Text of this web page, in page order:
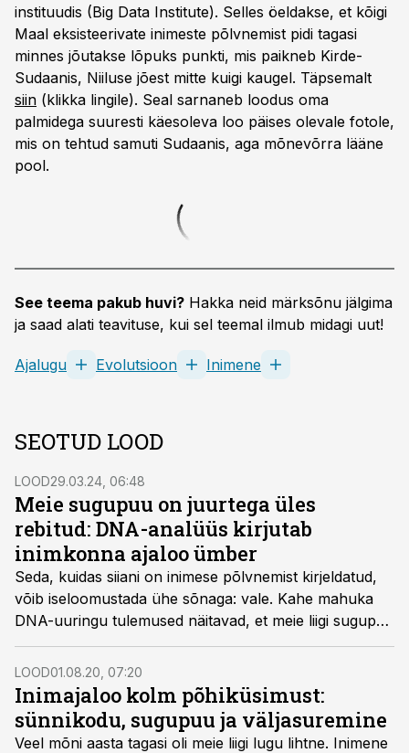
instituudis (Big Data Institute). Selles öeldakse, et kõigi
Maal eksisteerivate inimeste põlvnemist pidi tagasi
minnes jõutakse lõpuks punkti, mis paikneb Kirde-
Sudaanis, Niiluse jõest mitte kuigi kaugel. Täpsemalt
siin (klikka lingile). Seal sarnaneb loodus oma
palmidega suuresti käesoleva loo päises olevale fotole,
mis on tehtud samuti Sudaanis, aga mõnevõrra lääne
pool.
See teema pakub huvi? Hakka neid märksõnu jälgima
ja saad alati teavituse, kui sel teemal ilmub midagi uut!
Ajalugu Evolutsioon Inimene
SEOTUD LOOD
LOOD29.03.24, 06:48
Meie sugu­puu on juurtega üles
rebitud: DNA-analüüs kirjutab
inimkonna ajaloo ümber
Seda, kuidas siiani on inimese põlvnemist kirjeldatud,
võib iseloomustada ühe sõnaga: vale. Kahe mahuka
DNA-uuringu tulemused näitavad, et meie liigi sugupuu
istutati ammuaega tagasi hoopis teise kohta ja hoopis
teisel ajal, kui seni arvatud. Rändame selles loos
mööda uut, suuresti seni tundmatut rada tagasi meie
liigi loo alguspunkti.
LOOD01.08.20, 07:20
Inimajaloo kolm põhiküsimust:
sünnikodu, sugupuu ja väljasuremine
Veel mõni aasta tagasi oli meie liigi lugu lihtne. Inimene